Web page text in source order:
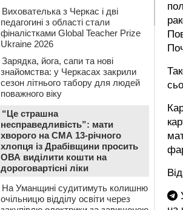
Вихователька з Черкас і дві
педагогині з області стали
фіналістками Global Teacher Prize
Ukraine 2026
Зарядка, йога, сапи та нові
знайомства: у Черкасах закрили
сезон літнього табору для людей
поважного віку
“Це страшна
несправедливість”: мати
хворого на СМА 13-річного
хлопця із Драбівщини просить
ОВА виділити кошти на
дороговартісні ліки
На Уманщині судитимуть колишню
очільницю відділу освіти через